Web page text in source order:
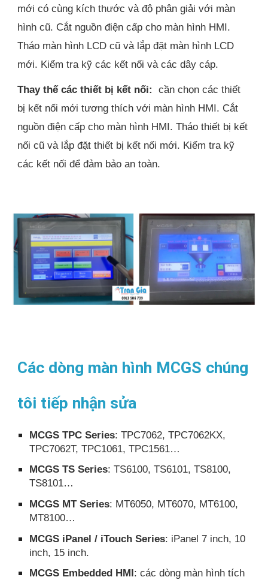
mới có cùng kích thước và độ phân giải với màn
hình cũ. Cắt nguồn điện cấp cho màn hình HMI.
Tháo màn hình LCD cũ và lắp đặt màn hình LCD
mới. Kiểm tra kỹ các kết nối và các dây cáp.
Thay thế các thiết bị kết nối:cần chọn các thiết
bị kết nối mới tương thích với màn hình HMI. Cắt
nguồn điện cấp cho màn hình HMI. Tháo thiết bị kết
nối cũ và lắp đặt thiết bị kết nối mới. Kiểm tra kỹ
các kết nối để đảm bảo an toàn.
Các dòng màn hình MCGS chúng
tôi tiếp nhận sửa
MCGS TPC Series: TPC7062, TPC7062KX,
TPC7062T, TPC1061, TPC1561…
MCGS TS Series: TS6100, TS6101, TS8100,
TS8101…
MCGS MT Series: MT6050, MT6070, MT6100,
MT8100…
MCGS iPanel / iTouch Series: iPanel 7 inch, 10
inch, 15 inch.
MCGS Embedded HMI: các dòng màn hình tích